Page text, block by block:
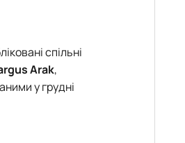
спільні
Arak,
у грудні